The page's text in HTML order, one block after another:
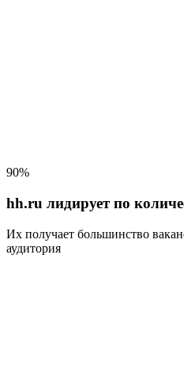
90%
hh.ru лидирует по
Их получает большинство
аудитория